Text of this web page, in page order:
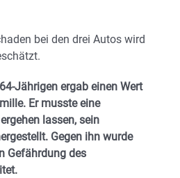
bei den drei Autos wird
Jährigen ergab einen Wert
Er musste eine
lassen, sein
Gegen ihn wurde
Gefährdung des